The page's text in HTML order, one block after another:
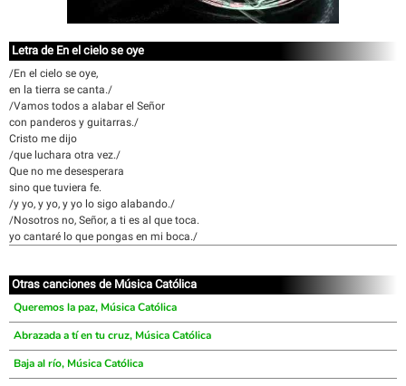
Letra de En el cielo se oye
/En el cielo se oye,
en la tierra se canta./
/Vamos todos a alabar el Señor
con panderos y guitarras./
Cristo me dijo
/que luchara otra vez./
Que no me desesperara
sino que tuviera fe.
/y yo, y yo, y yo lo sigo alabando./
/Nosotros no, Señor, a ti es al que toca.
yo cantaré lo que pongas en mi boca./
Otras canciones de Música Católica
Queremos la paz, Música Católica
Abrazada a tí en tu cruz, Música Católica
Baja al río, Música Católica